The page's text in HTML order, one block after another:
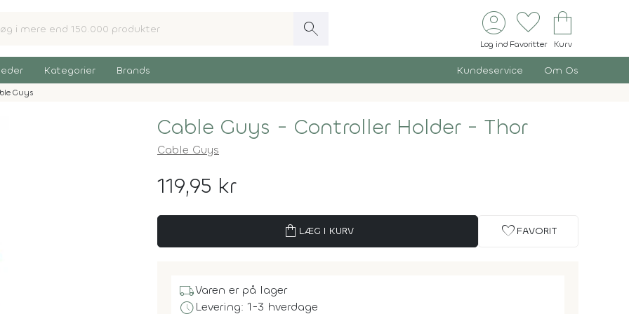
search account_circle
Log ind
favorite
Favoritter
shopping_bag
Kurv
Kategorier Brands Kundeservice Om Os
Guys
Cable Guys - Controller Holder - Thor
Cable Guys
119,95 kr
shopping_bag LÆG I KURV favorite FAVORIT
local_shippingVaren er på lager
scheduleLevering: 1-3 hverdage